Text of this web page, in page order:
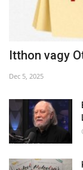
Itthon vagy
Dec 5, 2025